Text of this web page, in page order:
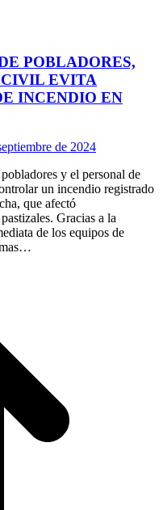
POBLADORES,
CIVIL EVITA
INCENDIO EN
de 2024
y el personal de
un incendio registrado
que afectó
Gracias a la
de los equipos de